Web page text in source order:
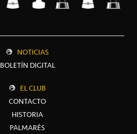
NOTICIAS
BOLETÍN DIGITAL
EL CLUB
CONTACTO
HISTORIA
PALMARÉS